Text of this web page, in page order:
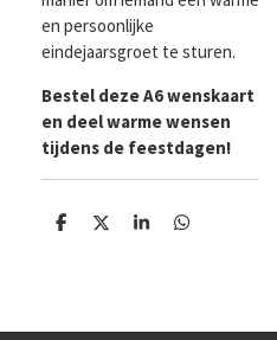
en persoonlijke
eindejaarsgroet te sturen.
Bestel deze A6 wenskaart
en deel warme wensen
tijdens de feestdagen!
D
D
S
D